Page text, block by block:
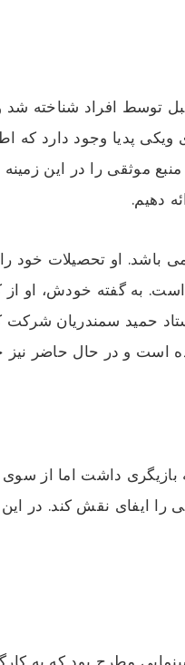
توسط افراد شناخته شد
ویکی پدیا وجود دارد
منبع موثقی را در این
دهیم.
باشد. او تحصیلات خود
است. به گفته خودش،
حمید سمندریان شرکت
بازیگری داشت اما از
را ایفای نقش کند.